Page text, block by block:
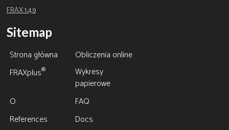
FRAX 1.4.9
Sitemap
Strona główna
Obliczenia online
FRAXplus®
Wykresy
papierowe
O
FAQ
References
Docs